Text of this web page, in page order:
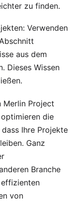
zu finden.
Verwenden
aus dem
Dieses Wissen
Merlin Project
die
Ihre Projekte
Ganz
Branche
von